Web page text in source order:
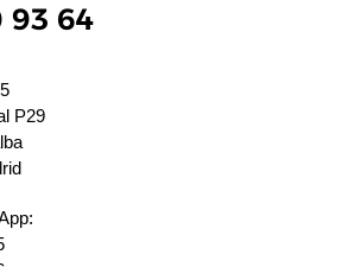
93 64
P29